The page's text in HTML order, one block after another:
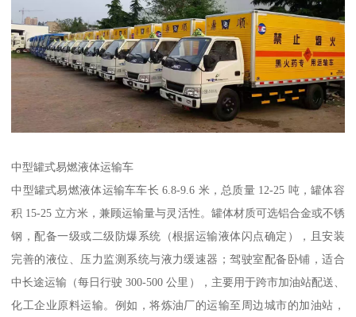
中型罐式易燃液体运输车​
中型罐式易燃液体运输车车长 6.8-9.6 米，总质量 12-25 吨，罐体容
积 15-25 立方米，兼顾运输量与灵活性。罐体材质可选铝合金或不锈
钢，配备一级或二级防爆系统（根据运输液体闪点确定），且安装
完善的液位、压力监测系统与液力缓速器；驾驶室配备卧铺，适合
中长途运输（每日行驶 300-500 公里），主要用于跨市加油站配送、
化工企业原料运输。例如，将炼油厂的运输至周边城市的加油站，